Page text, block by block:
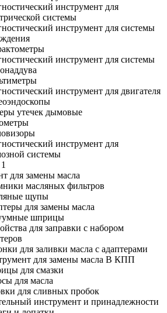
инструмент для
системы
инструмент для системы
инструмент для системы
инструмент для двигателя
утечек дымовые
инструмент для
системы
для замены масла
масляных фильтров
щупы
для замены масла
шприцы
для заправки с набором
для заливки масла с адаптерами
для замены масла В КПП
для смазки
для масла
для сливных пробок
инструмент и принадлежности